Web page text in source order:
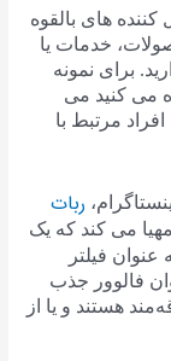
کننده های بالقوه
خدمات یا
برای نمونه
می کنید می
مرتبط با
ربات
می کند که یک
فیلتر
فالوور جذب
هستند و یا از